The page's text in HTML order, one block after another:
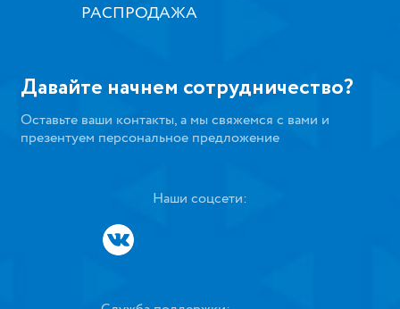
РАСПРОДАЖА
Давайте начнем сотрудничество?
Оставьте ваши контакты, а мы свяжемся с вами и
презентуем персональное предложение
Наши соцсети: